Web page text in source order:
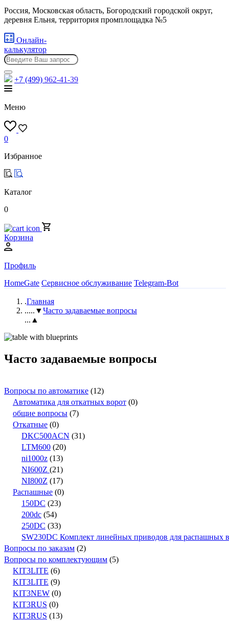
Россия, Московская область, Богородский городской округ,
деревня Ельня, территория промплощадка №5
Онлайн-
калькулятор
+7 (499) 962-41-39
Меню
0
Избранное
Каталог
0
Корзина
Профиль
HomeGate Сервисное обслуживание Telegram-Bot
.Главная
.....▼Часто задаваемые вопросы
...▲
Часто задаваемые вопросы
Вопросы по автоматике (12)
Автоматика для откатных ворот (0)
общие вопросы (7)
Откатные (0)
DKC500ACN (31)
LTM600 (20)
ni1000z (13)
NI600Z (21)
NI800Z (17)
Распашные (0)
150DC (23)
200dc (54)
250DC (33)
SW230DC Комплект линейных приводов для распашных
Вопросы по заказам (2)
Вопросы по комплектующим (5)
KIT3LITE (6)
KIT3LITE (9)
KIT3NEW (0)
KIT3RUS (0)
KIT3RUS (13)